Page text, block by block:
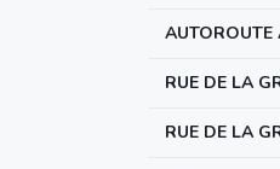
AUTOROUTE
RUE DE LA
RUE DE LA